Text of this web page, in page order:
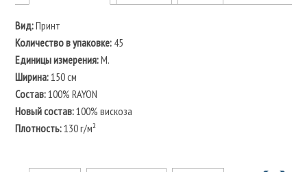
Вид:Принт
Количество в упаковке:45
Единицы измерения:М.
Ширина:150 см
Состав:100% RAYON
Новый состав:100% вискоза
Плотность:130 г/м²